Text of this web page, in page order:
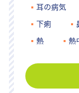
耳の病気
下痢
熱 熱